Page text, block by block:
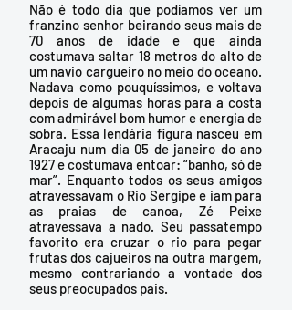
Não é todo dia que podíamos ver um
franzino senhor beirando seus mais de
70 anos de idade e que ainda
costumava saltar 18 metros do alto de
um navio cargueiro no meio do oceano.
Nadava como pouquíssimos, e voltava
depois de algumas horas para a costa
com admirável bom humor e energia de
sobra. Essa lendária figura nasceu em
Aracaju num dia 05 de janeiro do ano
1927 e costumava entoar: “banho, só de
mar”. Enquanto todos os seus amigos
atravessavam o Rio Sergipe e iam para
as praias de canoa, Zé Peixe
atravessava a nado. Seu passatempo
favorito era cruzar o rio para pegar
frutas dos cajueiros na outra margem,
mesmo contrariando a vontade dos
seus preocupados pais.